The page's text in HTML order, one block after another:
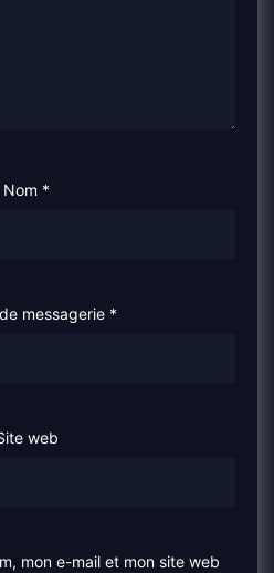
Nom *
messagerie *
web
mon e-mail et mon site web